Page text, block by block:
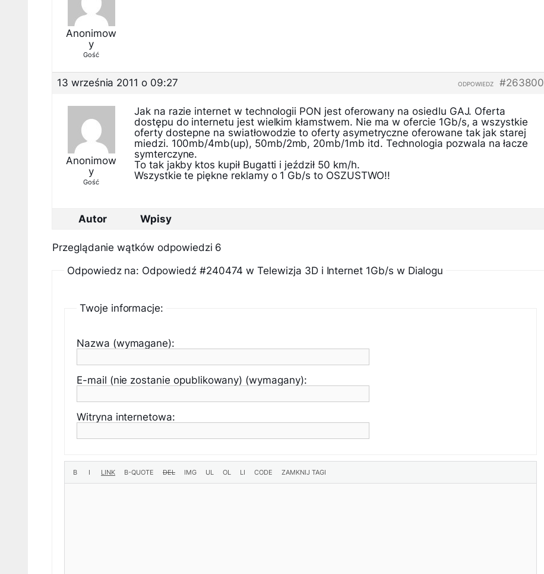
Anonimow
y
Gość
13 września 2011 o 09:27 #263800
ODPOWIEDZ
Anonimow
y
Gość
Jak na razie internet w technologii PON jest oferowany na osiedlu GAJ. Oferta
dostępu do internetu jest wielkim kłamstwem. Nie ma w ofercie 1Gb/s, a wszystkie
oferty dostepne na swiatłowodzie to oferty asymetryczne oferowane tak jak starej
miedzi. 100mb/4mb(up), 50mb/2mb, 20mb/1mb itd. Technologia pozwala na łacze
symterczyne.
To tak jakby ktos kupił Bugatti i jeździł 50 km/h.
Wszystkie te piękne reklamy o 1 Gb/s to OSZUSTWO!!
Autor Wpisy
Przeglądanie wątków odpowiedzi 6
Odpowiedz na: Odpowiedź #240474 w Telewizja 3D i Internet 1Gb/s w Dialogu
Twoje informacje:
Nazwa (wymagane):
E-mail (nie zostanie opublikowany) (wymagany):
Witryna internetowa: